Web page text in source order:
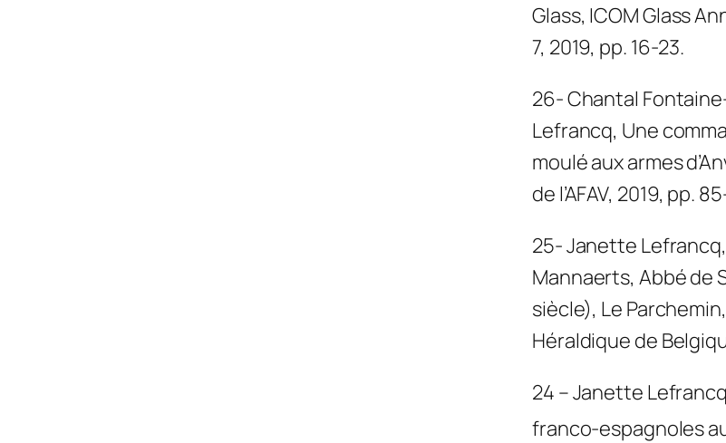
Glass, ICOM Glass
7, 2019, pp. 16-23.
26- Chantal
Lefrancq, Une
moulé aux armes
de l’AFAV, 2019, pp.
25- Janette Lefrancq,
Mannaerts, Abbé de
siècle), Le
Héraldique de
24 – Janette Lefrancq
franco-espagnoles